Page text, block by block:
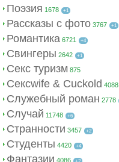
Поэзия 1678 +1
Рассказы с фото 3767 +1
Романтика 6721 +4
Свингеры 2642 +1
Секс туризм 875
Сексwife & Cuckold 4088
Служебный роман 2778
Случай 11748 +6
Странности 3457 +2
Студенты 4420 +4
Фантазии 4086